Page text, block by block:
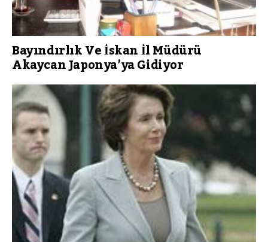
Bayındırlık Ve İskan İl Müdürü
Akaycan Japonya’ya Gidiyor